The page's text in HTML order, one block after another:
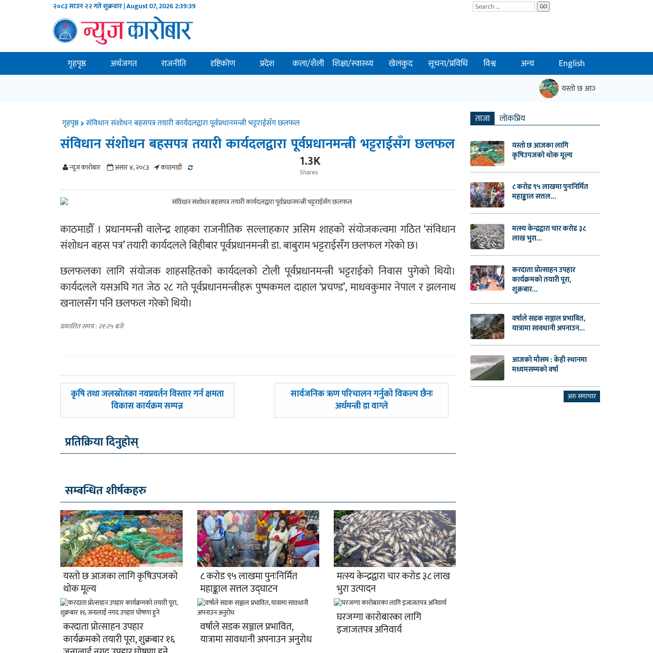
२०८३ साउन २२ गते शुक्रवार | August 07, 20262:39:40 GO
गृहपृष्ठ अर्थजगत राजनीति दृष्टिकोण प्रदेश कला/शैली शिक्षा/स्वास्थ्य खेलकुद सूचना/प्रविधि विश्व अन्य English
यस्तो छ आजका लागि
गृहपृष्ठ संविधान संशोधन बहसपत्र तयारी कार्यदलद्वारा पूर्वप्रधानमन्त्री भट्टराईसँग छलफल
संविधान संशोधन बहसपत्र तयारी कार्यदलद्वारा पूर्वप्रधानमन्त्री भट्टराईसँग छलफल
न्यूज काराेबार असार ४, २०८३ काठमाडाैं 1.3K
Shares
काठमाडौँ । प्रधानमन्त्री वालेन्द्र शाहका राजनीतिक सल्लाहकार असिम शाहको संयोजकत्वमा गठित ‘संविधान
संशोधन बहस पत्र’ तयारी कार्यदलले बिहीबार पूर्वप्रधानमन्त्री डा. बाबुराम भट्टराईसँग छलफल गरेको छ।
छलफलका लागि संयोजक शाहसहितको कार्यदलको टोली पूर्वप्रधानमन्त्री भट्टराईको निवास पुगेको थियो।
कार्यदलले यसअघि गत जेठ २८ गते पूर्वप्रधानमन्त्रीहरू पुष्पकमल दाहाल ‘प्रचण्ड’, माधवकुमार नेपाल र झलनाथ
खनालसँग पनि छलफल गरेको थियो।
प्रकाशित समय : २१:२५ बजे
पछिल्लाे
कृषि तथा जलस्रोतका नवप्रवर्तन विस्तार गर्न क्षमता
विकास कार्यक्रम सम्पन्न
अघिल्लाे
सार्वजनिक ऋण परिचालन गर्नुको विकल्प छैनः
अर्थमन्त्री डा वाग्ले
प्रतिक्रिया दिनुहोस्
सम्बन्धित शीर्षकहरु
यस्तो छ आजका लागि कृषिउपजको
थोक मूल्य
८ करोड ९५ लाखमा पुनःनिर्मित
महाङ्काल सत्तल उद्घाटन
मत्स्य केन्द्रद्वारा चार करोड ३८ लाख
भुरा उत्पादन
करदाता प्रोत्साहन उपहार
कार्यक्रमको तयारी पूरा, शुक्रबार १६
वर्षाले सडक सञ्जाल प्रभावित,
यात्रामा सावधानी अपनाउन अनुरोध
घरजग्गा कारोबारका लागि
इजाजतपत्र अनिवार्य
ताजा लाेकप्रिय
यस्तो छ आजका लागि
कृषिउपजको थोक मूल्य
८ करोड ९५ लाखमा पुनःनिर्मित
महाङ्काल सत्तल...
मत्स्य केन्द्रद्वारा चार करोड ३८
लाख भुरा...
करदाता प्रोत्साहन उपहार
कार्यक्रमको तयारी पूरा,
शुक्रबार...
वर्षाले सडक सञ्जाल प्रभावित,
यात्रामा सावधानी अपनाउन...
आजको मौसम : केही स्थानमा
मध्यमसम्मको वर्षा
अरु समाचार